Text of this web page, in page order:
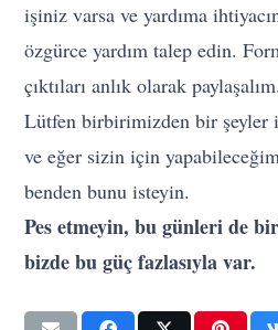
işiniz varsa ve yardıma
özgürce yardım talep edin.
çıktıları anlık olarak paylaşalım.
Lütfen birbirimizden bir şeyler
ve eğer sizin için
benden bunu isteyin.
Pes etmeyin, bu günleri de
bizde bu güç fazlasıyla var.